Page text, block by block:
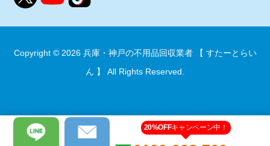
Copyright © 2026 兵庫・神戸の不用品回収業者 【 すたーとらい
ん 】
All Rights Reserved.
20%OFFキャンペーン中！